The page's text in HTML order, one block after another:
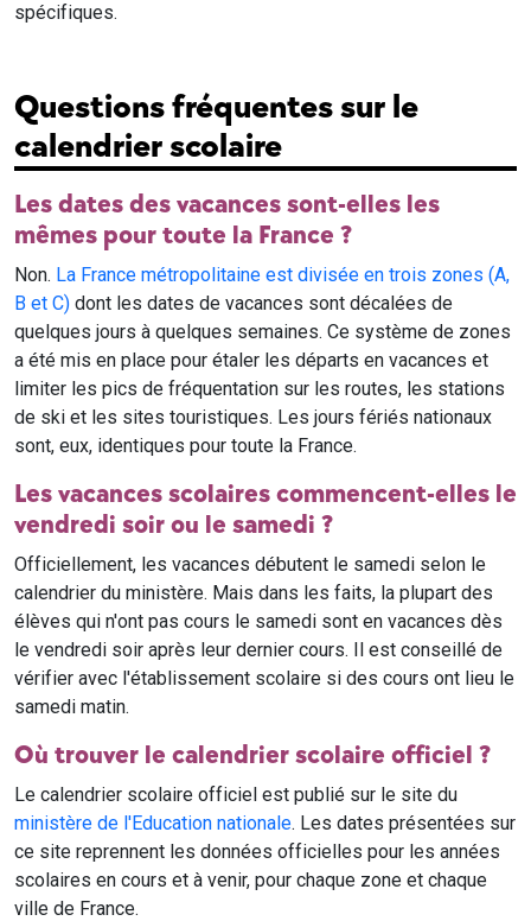
spécifiques.
Questions fréquentes sur le
calendrier scolaire
Les dates des vacances sont-elles les
mêmes pour toute la France ?
Non. La France métropolitaine est divisée en trois zones (A,
B et C) dont les dates de vacances sont décalées de
quelques jours à quelques semaines. Ce système de zones
a été mis en place pour étaler les départs en vacances et
limiter les pics de fréquentation sur les routes, les stations
de ski et les sites touristiques. Les jours fériés nationaux
sont, eux, identiques pour toute la France.
Les vacances scolaires commencent-elles le
vendredi soir ou le samedi ?
Officiellement, les vacances débutent le samedi selon le
calendrier du ministère. Mais dans les faits, la plupart des
élèves qui n'ont pas cours le samedi sont en vacances dès
le vendredi soir après leur dernier cours. Il est conseillé de
vérifier avec l'établissement scolaire si des cours ont lieu le
samedi matin.
Où trouver le calendrier scolaire officiel ?
Le calendrier scolaire officiel est publié sur le site du
ministère de l'Education nationale. Les dates présentées sur
ce site reprennent les données officielles pour les années
scolaires en cours et à venir, pour chaque zone et chaque
ville de France.